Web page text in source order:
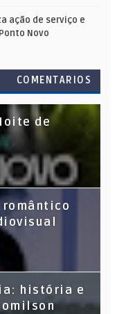
ação de serviço e
Novo
COMENTARIOS
de
história e